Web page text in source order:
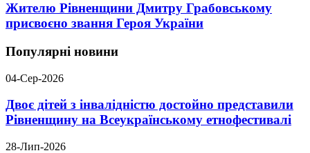
Жителю Рівненщини Дмитру Грабовському
присвоєно звання Героя України
Популярні новини
04-Сер-2026
Двоє дітей з інвалідністю достойно представили
Рівненщину на Всеукраїнському етнофестивалі
28-Лип-2026